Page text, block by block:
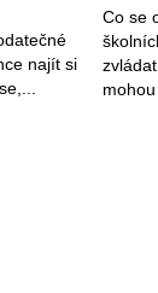
najít si
Co se
mohou